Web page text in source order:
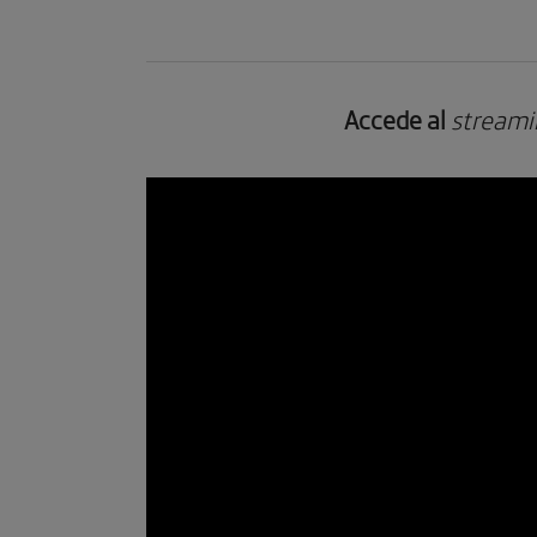
Accede al